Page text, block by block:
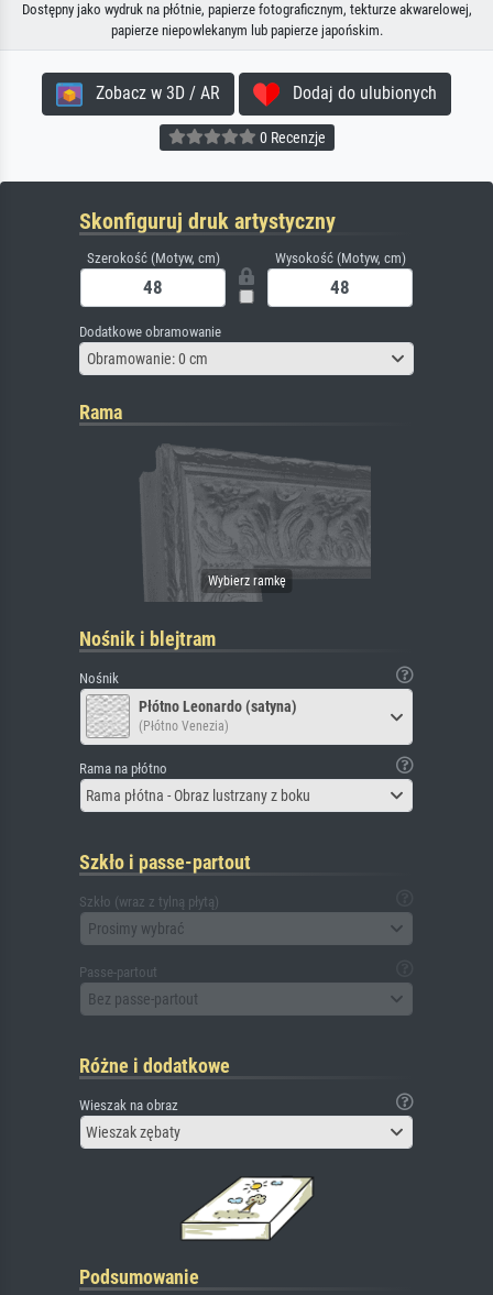
Dostępny jako wydruk na płótnie, papierze fotograficznym, tekturze akwarelowej,
papierze niepowlekanym lub papierze japońskim.
Zobacz w 3D / AR Dodaj do ulubionych
0 Recenzje
Skonfiguruj druk artystyczny
Szerokość (Motyw, cm) Wysokość (Motyw, cm)
Dodatkowe obramowanie
Obramowanie: 0 cm
Rama
Nośnik i blejtram
Nośnik
Płótno Leonardo (satyna)
(Płótno Venezia)
Rama na płótno
Rama płótna - Obraz lustrzany z boku
Szkło i passe-partout
Szkło (wraz z tylną płytą)
Prosimy wybrać
Passe-partout
Bez passe-partout
Różne i dodatkowe
Wieszak na obraz
Wieszak zębaty
Podsumowanie